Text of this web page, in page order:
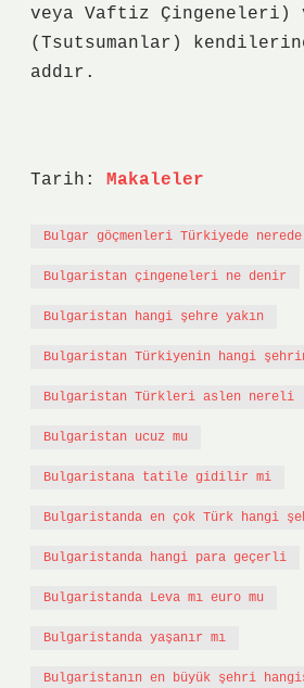
veya Vaftiz Çingeneleri)
(Tsutsumanlar)
addır.
Tarih: Makaleler
Bulgar göçmenleri Türkiyede
Bulgaristan çingeneleri ne denir
Bulgaristan hangi şehre yakın
Bulgaristan Türkiyenin hangi
Bulgaristan Türkleri aslen nereli
Bulgaristan ucuz mu
Bulgaristana tatile gidilir mi
Bulgaristanda en çok Türk hangi
Bulgaristanda hangi para geçerli
Bulgaristanda Leva mı euro mu
Bulgaristanda yaşanır mı
Bulgaristanın en büyük şehri